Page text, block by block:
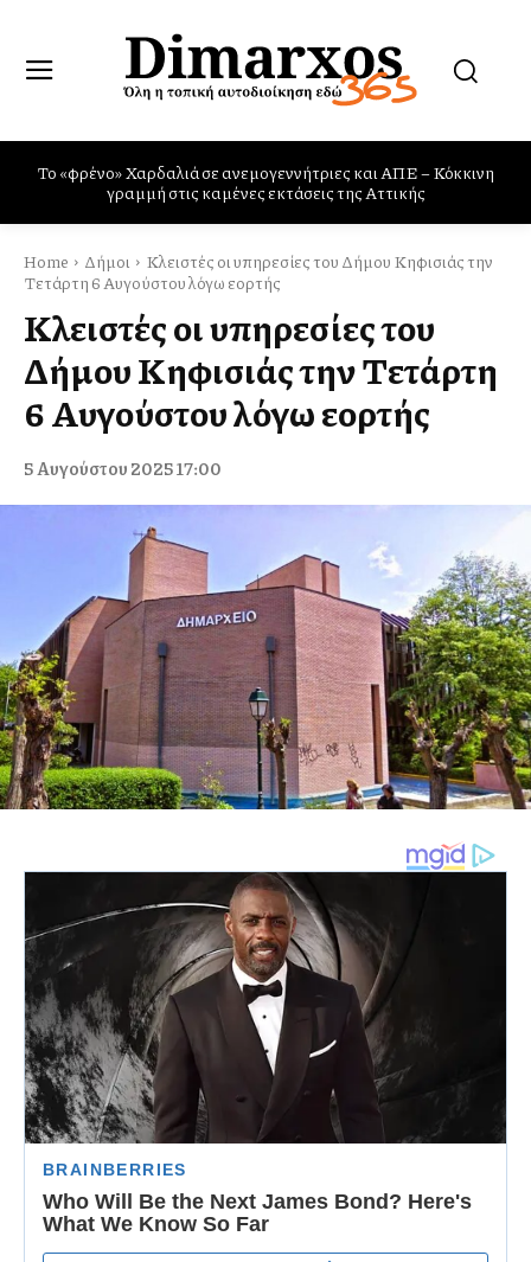
Πυρκαγιές: η Ελλάδα χρειάζεται και Canadair και Rafale
Home Δήμοι
Κλειστές οι υπηρεσίες του Δήμου Κηφισιάς την
Τετάρτη 6 Αυγούστου λόγω εορτής
Κλειστές οι υπηρεσίες του
Δήμου Κηφισιάς την Τετάρτη
6 Αυγούστου λόγω εορτής
5 Αυγούστου 2025 17:00